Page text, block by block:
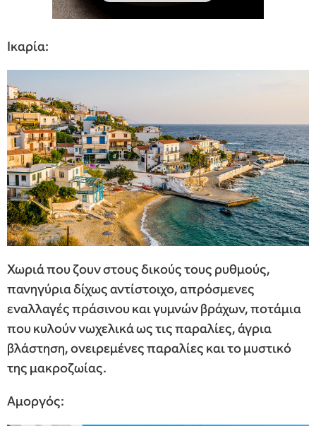
Ικαρία:
Χωριά που ζουν στους δικούς τους ρυθμούς,
πανηγύρια δίχως αντίστοιχο, απρόσμενες
εναλλαγές πράσινου και γυμνών βράχων, ποτάμια
που κυλούν νωχελικά ως τις παραλίες, άγρια
βλάστηση, ονειρεμένες παραλίες και το μυστικό
της μακροζωίας.
Αμοργός: